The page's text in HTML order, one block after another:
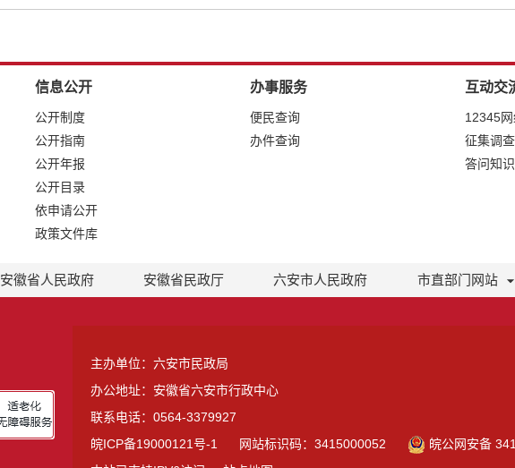
信息公开
公开制度
公开指南
公开年报
公开目录
依申请公开
政策文件库
办事服务
便民查询
办件查询
互动交
12345
征集调查
答问知
安徽省人民政府 安徽省民政厅 六安市人民政府 市直部门网站
主办单位：六安市民政局
办公地址：安徽省六安市行政中心
联系电话：0564-3379927
皖ICP备19000121号-1
网站标识码：3415000052
皖公网安备